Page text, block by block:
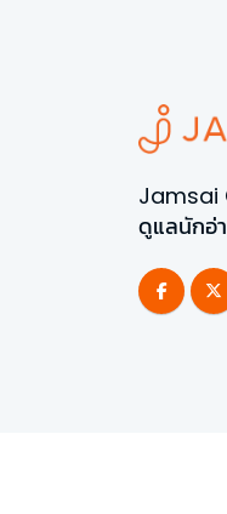
Jamsai
ดูแลนักอ่